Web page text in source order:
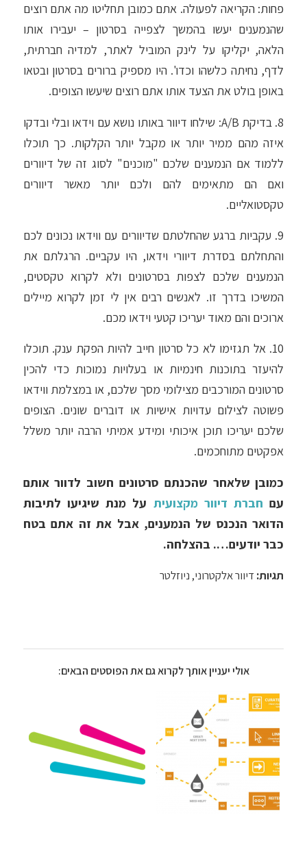
פחות: הקריאה לפעולה. אתם כמובן תחליטו מה אתם רוצים
שהנמענים יעשו בהמשך לצפייה בסרטון – יעבירו אותו
הלאה, יקליקו על לינק המוביל לאתר, למדיה חברתית,
לדף, נחיתה כלשהו וכדו'. היו מספיק ברורים בסרטון ובטאו
באופן בולט את הצעד אותו אתם רוצים שיעשו הצופים.
8. בדיקת A/B: שילחו דיוור באותו נושא עם וידאו ובלי ובדקו
איזה מהם ממיר יותר או מקבל יותר הקלקות. כך תוכלו
ללמוד אם הנמענים שלכם "מוכנים" לסוג זה של דיוורים
ואם הם מתאימים להם ולכם יותר מאשר דיוורים
טקסטואליים.
9. עקביות ברגע שהחלטתם שדיוורים עם ווידאו נכונים לכם
והתחלתם בסדרת דיוורי וידאו, היו עקביים. הרגלתם את
הנמענים שלכם לצפות בסרטונים ולא לקרוא טקסטים,
המשיכו בדרך זו. לאנשים רבים אין לי זמן לקרוא מיילים
ארוכים והם מאוד יעריכו קטעי וידאו מכם.
10. אל תגזימו לא כל סרטון חייב להיות הפקת ענק. תוכלו
להיעזר בתוכנות חינמיות או בעלויות נמוכות כדי להכין
סרטונים המורכבים מצילומי מסך שלכם, או במצלמת ווידאו
פשוטה לצילום עדויות אישיות או דוברים שונים. הצופים
שלכם יעריכו תוכן איכותי ומידע אמיתי הרבה יותר משלל
אפקטים מתוחכמים.
כמובן שלאחר שהכנתם סרטונים חשוב לדוור אותם
עם חברת דיוור מקצועית על מנת שיגיעו לתיבות
הדואר הנכנס של הנמענים, אבל את זה אתם בטח
כבר יודעים…. בהצלחה.
תגיות: דיוור אלקטרוני, ניוזלטר
אולי יעניין אותך לקרוא גם את הפוסטים הבאים: